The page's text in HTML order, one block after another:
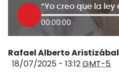
00:00:00
Rafael Alberto Aristizábal
18/07/2025 - 13:12GMT-5